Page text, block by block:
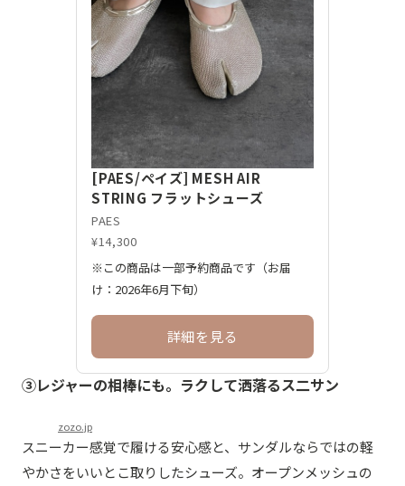
[PAES/ペイズ] MESH AIR
STRING フラットシューズ
PAES
¥14,300
※この商品は一部予約商品です（お届
け：2026年6月下旬）
詳細を見る
③レジャーの相棒にも。ラクして洒落るス二サン
zozo.jp
スニーカー感覚で履ける安心感と、サンダルならではの軽
やかさをいいとこ取りしたシューズ。オープンメッシュの